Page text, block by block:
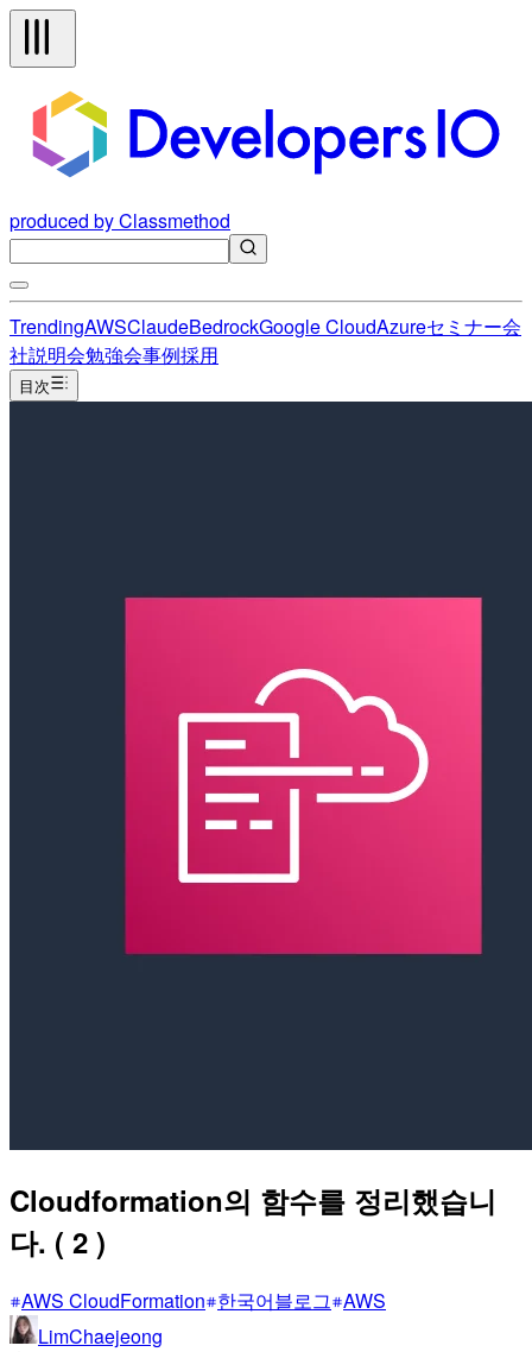
produced by Classmethod
TrendingAWSClaudeBedrockGoogle CloudAzureセミナー会
社説明会勉強会事例採用
目次
Cloudformation의 함수를 정리했습니
다. ( 2 )
AWS CloudFormation 한국어블로그 AWS
LimChaejeong